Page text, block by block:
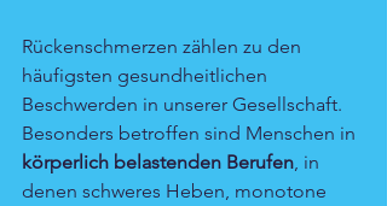
Rückenschmerzen zählen zu den
häufigsten gesundheitlichen
Beschwerden in unserer Gesellschaft.
Besonders betroffen sind Menschen in
körperlich belastenden Berufen, in
denen schweres Heben, monotone